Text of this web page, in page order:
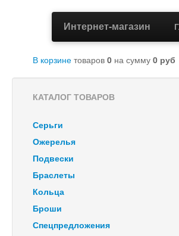
Интернет-магазин
В корзине товаров 0 на сумму 0 руб
КАТАЛОГ ТОВАРОВ
Серьги
Ожерелья
Подвески
Браслеты
Кольца
Броши
Спецпредложения